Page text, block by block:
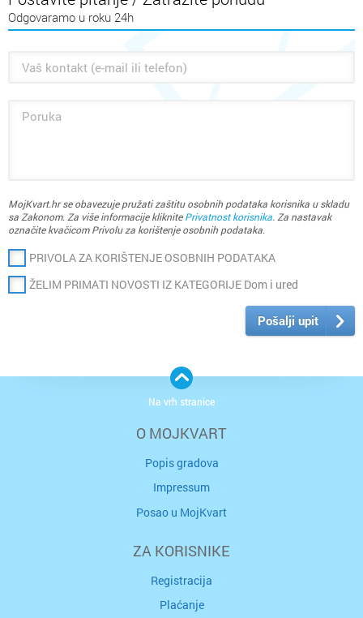
servisa i ugradnje klima uređaja.
privatnih i poslovnih klijenata koji suprepoznali našu kvalitetu te
Sve detaljnije informacije o proizvodima pogledajte na našoj
stranici.
Odgovaramo u roku 24h
MojKvart.hr se obavezuje pružati zaštitu osobnih podataka korisnika u skladu
sa Zakonom. Za više informacije kliknitePrivatnost korisnika. Za nastavak
označite kvačicom Privolu za korištenje osobnih podataka.
PRIVOLA ZA KORIŠTENJE OSOBNIH PODATAKA
ŽELIM PRIMATI NOVOSTI IZ KATEGORIJE Dom i ured
Pošalji upit
O MOJKVART
Popis gradova
Impressum
Posao u MojKvart
ZA KORISNIKE
Registracija
Plaćanje
Na vrh stranice